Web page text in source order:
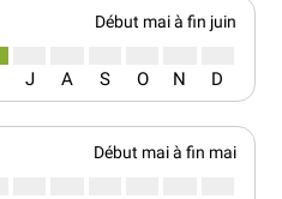
Début mai à fin juin
J A S O N D
Début mai à fin mai